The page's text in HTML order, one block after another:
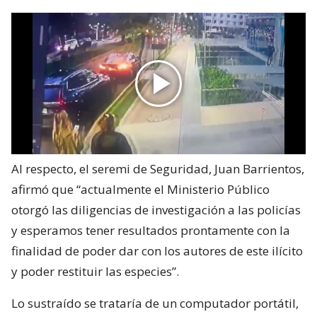
Al respecto, el seremi de Seguridad, Juan Barrientos,
afirmó que “actualmente el Ministerio Público
otorgó las diligencias de investigación a las policías
y esperamos tener resultados prontamente con la
finalidad de poder dar con los autores de este ilícito
y poder restituir las especies”.
Lo sustraído se trataría de un computador portátil,